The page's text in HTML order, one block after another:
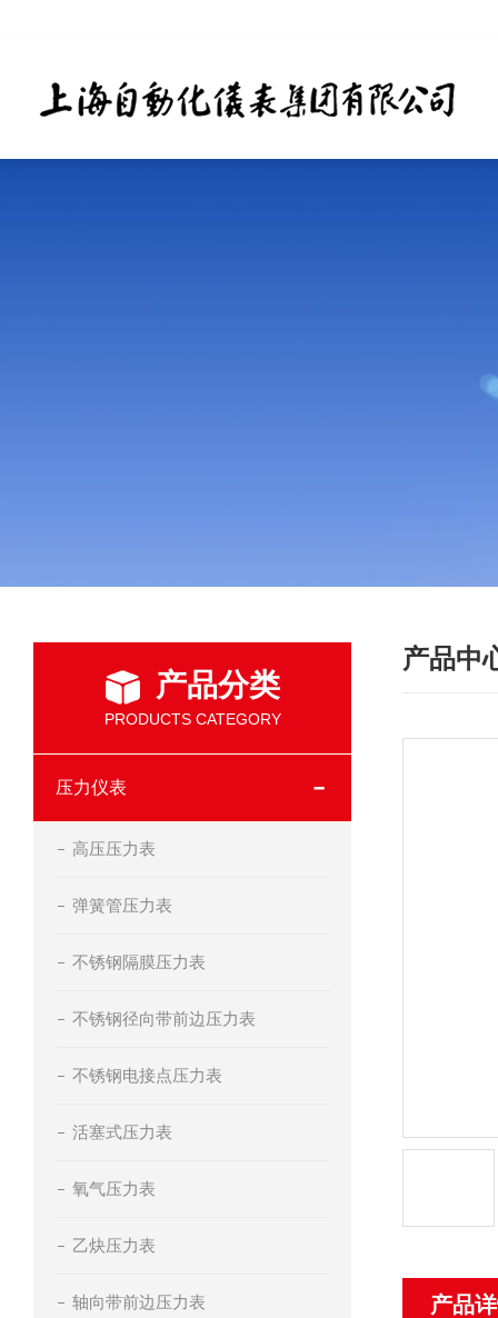
产品分类
PRODUCTS CATEGORY
压力仪表
高压压力表
弹簧管压力表
不锈钢隔膜压力表
不锈钢径向带前边压力表
不锈钢电接点压力表
活塞式压力表
氧气压力表
乙炔压力表
轴向带前边压力表
产品中
产品